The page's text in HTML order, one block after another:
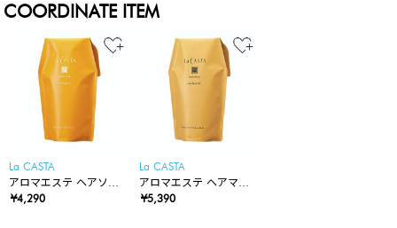
COORDINATE ITEM
La CASTA
アロマエステ ヘアソー
プ82 カートリッジリフ
¥4,290
La CASTA
アロマエステ ヘアマス
ク82 カートリッジリフ
¥5,390